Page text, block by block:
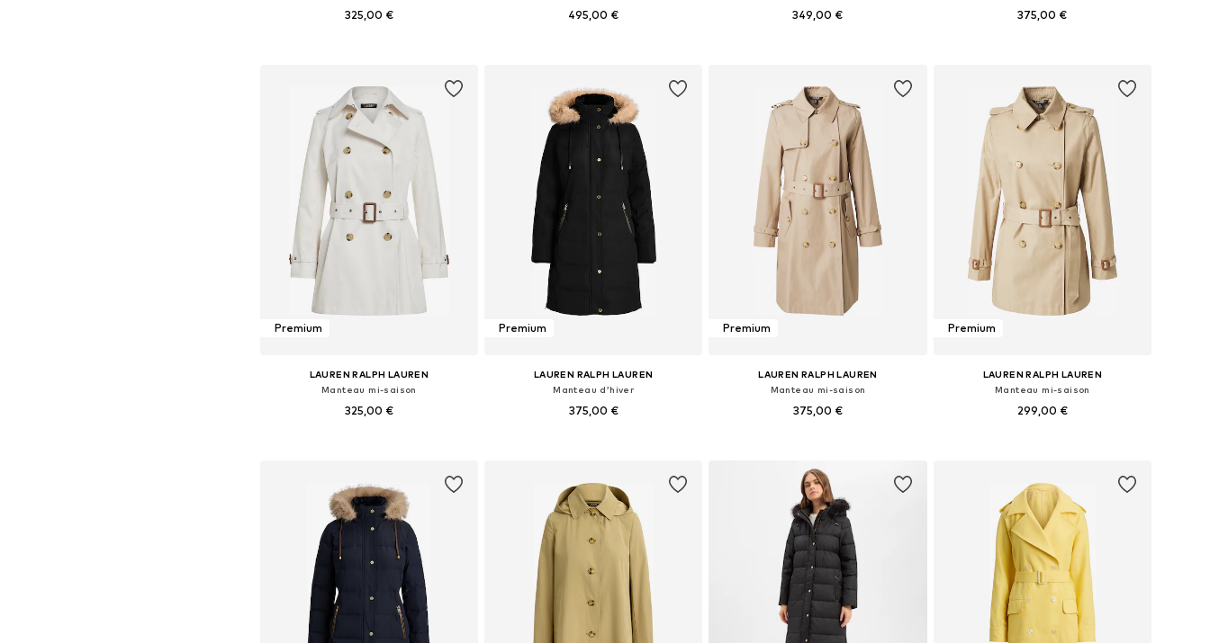
325,00 € 495,00 € 349,00 € 375,00 €
Premium
LAUREN RALPH LAUREN
Manteau mi-saison
325,00 €
Premium
LAUREN RALPH LAUREN
Manteau d’hiver
375,00 €
Premium
LAUREN RALPH LAUREN
Manteau mi-saison
375,00 €
Ajouter au panier
Premium
LAUREN RALPH LAUREN
Manteau mi-saison
299,00 €